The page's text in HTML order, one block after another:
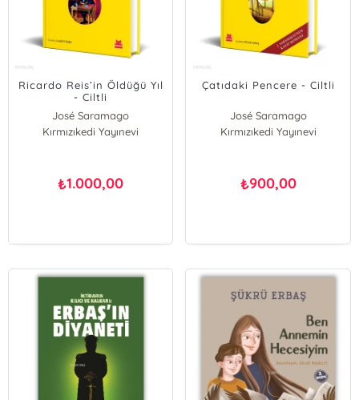
Ricardo Reis’in Öldüğü Yıl
- Ciltli
José Saramago
Kırmızıkedi Yayınevi
₺1.000,00
Çatıdaki Pencere - Ciltli
José Saramago
Kırmızıkedi Yayınevi
₺900,00